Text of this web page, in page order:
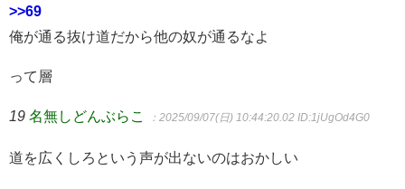
>>69
俺が通る抜け道だから他の奴が通るなよ
って層
19 名無しどんぶらこ ：2025/09/07(日) 10:44:20.02 ID:1jUgOd4G0
道を広くしろという声が出ないのはおかしい